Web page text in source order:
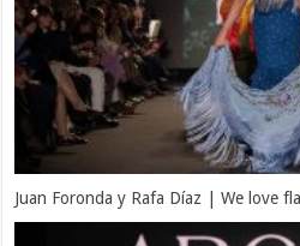
Juan Foronda y Rafa Díaz | We love